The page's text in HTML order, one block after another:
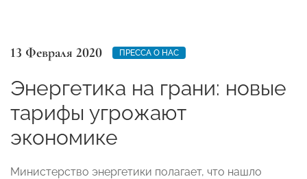
13 Февраля 2020 ПРЕССА О НАС
Энергетика на грани: новые
тарифы угрожают
экономике
Министерство энергетики полагает, что нашло